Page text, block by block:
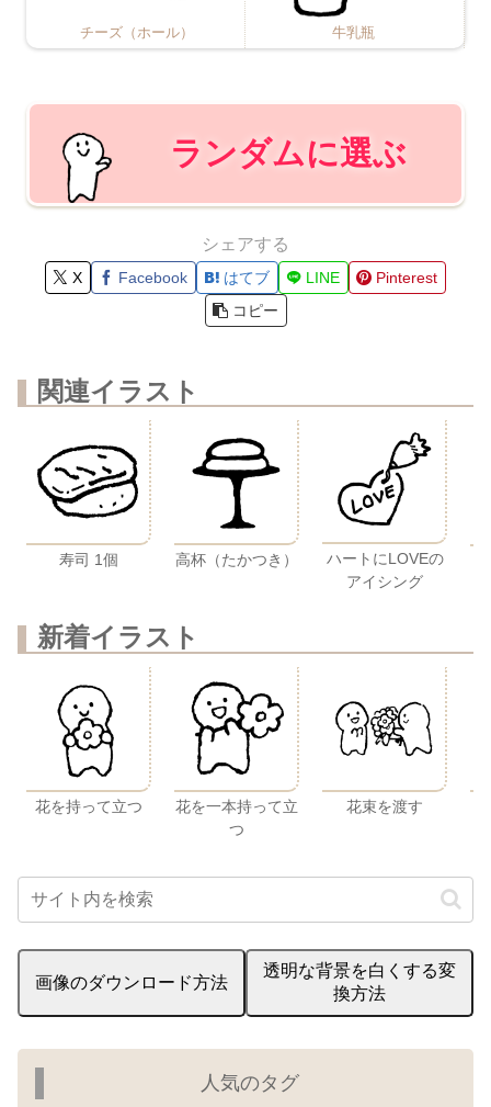
チーズ（ホール） 牛乳瓶
ランダムに選ぶ
シェアする
X Facebook はてブ LINE
Pinterest
コピー
関連イラスト
寿司 1個 高杯（たかつき）
ハートにLOVEの
アイシング
新着イラスト
花を持って立つ
花を一本持って立
つ
花束を渡す
画像のダウンロード方法
透明な背景を白くする変
換方法
人気のタグ